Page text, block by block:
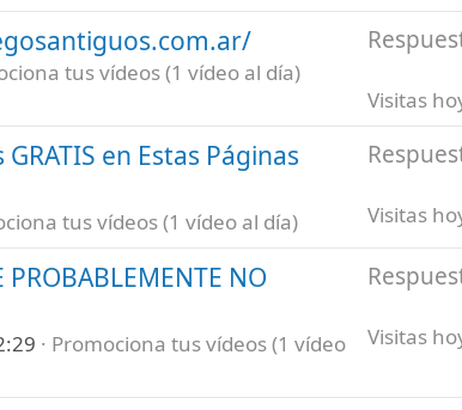
tus vídeos (1 vídeo al día)
Visitas
en Estas Páginas
tus vídeos (1 vídeo al día) Visitas
PROBABLEMENTE NO
Promociona tus vídeos (1 vídeo
Visitas